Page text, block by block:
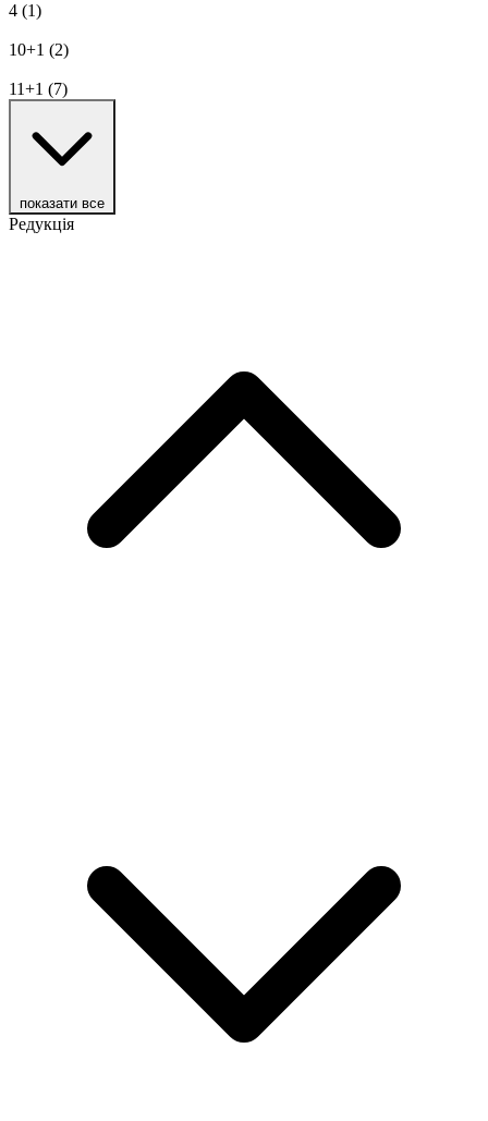
4 (1)
10+1 (2)
11+1 (7)
показати все
Редукція